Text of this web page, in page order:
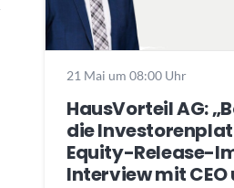
21 Mai um 08:00 Uhr
HausVorteil AG:
die
Equity-Release-
Interview mit CEO